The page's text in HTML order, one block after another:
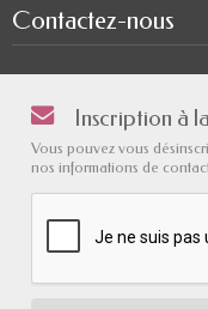
Contactez-nous
Inscription à
Vous pouvez vous
nos informations de